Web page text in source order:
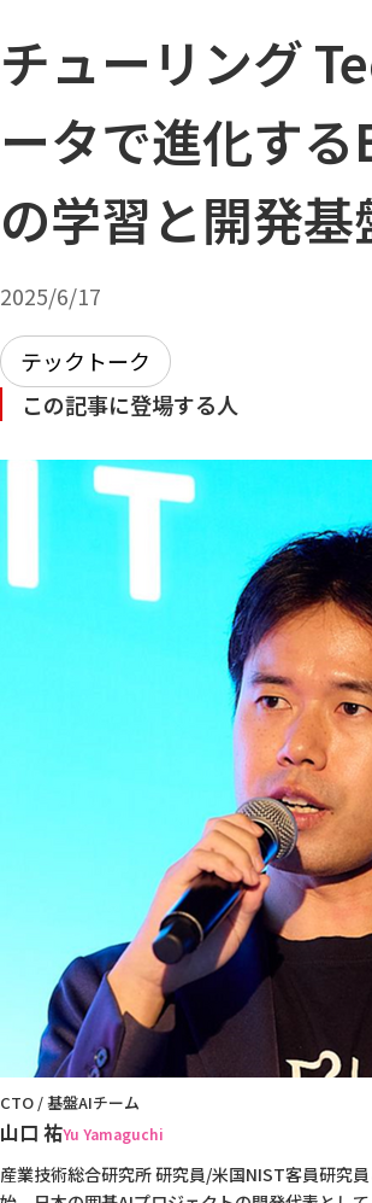
チューリング
ータで進化す
の学習と開発基
2025/6/17
テックトーク
この記事に登場する人
CTO / 基盤AIチーム
山口 祐Yu Yamaguchi
産業技術総合研究所 研究員/米国NIST客員研究